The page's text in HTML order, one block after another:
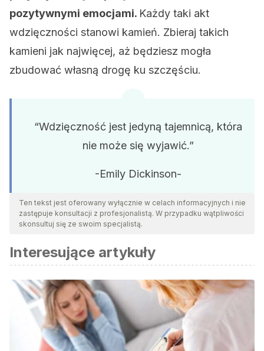
pozytywnymi emocjami. Każdy taki akt
wdzięczności stanowi kamień. Zbieraj takich
kamieni jak najwięcej, aż będziesz mogła
zbudować własną drogę ku szczęściu.
“Wdzięczność jest jedyną tajemnicą, która
nie może się wyjawić.”
-Emily Dickinson-
Ten tekst jest oferowany wyłącznie w celach informacyjnych i nie
zastępuje konsultacji z profesjonalistą. W przypadku wątpliwości
skonsultuj się ze swoim specjalistą.
Interesujące artykuły